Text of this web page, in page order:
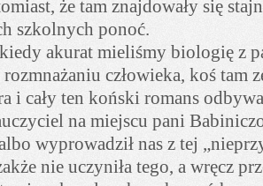
że tam znajdowały się
szkolnych ponoć.
akurat mieliśmy biologię z
człowieka, koś tam
i cały ten koński romans
na miejscu pani
wyprowadził nas z tej
nie uczyniła tego, a wręcz